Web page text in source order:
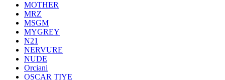
MOTHER
MRZ
MSGM
MYGREY
N21
NERVURE
NUDE
Orciani
OSCAR TIYE